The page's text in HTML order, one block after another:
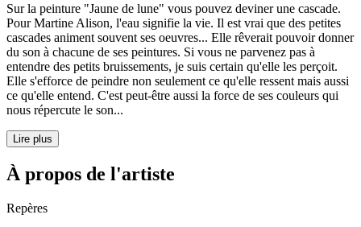
Sur la peinture "Jaune de lune" vous pouvez deviner une cascade.
Pour Martine Alison, l'eau signifie la vie. Il est vrai que des petites
cascades animent souvent ses oeuvres... Elle rêverait pouvoir donner
du son à chacune de ses peintures. Si vous ne parvenez pas à
entendre des petits bruissements, je suis certain qu'elle les perçoit.
Elle s'efforce de peindre non seulement ce qu'elle ressent mais aussi
ce qu'elle entend. C'est peut-être aussi la force de ses couleurs qui
nous répercute le son...
Lire plus
À propos de l'artiste
Repères